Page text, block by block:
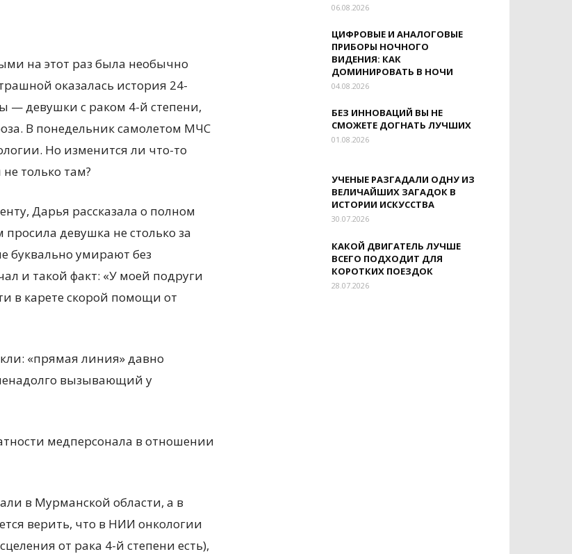
на этот раз была необычно
оказалась история 24-
— девушки с раком 4-й степени,
В понедельник самолетом МЧС
Но изменится ли что-то
только там?
Дарья рассказала о полном
девушка не столько за
буквально умирают без
и такой факт: «У моей подруги
в карете скорой помощи от
«прямая линия» давно
вызывающий у
медперсонала в отношении
в Мурманской области, а в
верить, что в НИИ онкологии
от рака 4-й степени есть),
06.08.2026
ЦИФРОВЫЕ И АНАЛОГОВЫЕ
ПРИБОРЫ НОЧНОГО
ВИДЕНИЯ: КАК
ДОМИНИРОВАТЬ В НОЧИ
04.08.2026
БЕЗ ИННОВАЦИЙ ВЫ НЕ
СМОЖЕТЕ ДОГНАТЬ ЛУЧШИХ
01.08.2026
УЧЕНЫЕ РАЗГАДАЛИ ОДНУ ИЗ
ВЕЛИЧАЙШИХ ЗАГАДОК В
ИСТОРИИ ИСКУССТВА
30.07.2026
КАКОЙ ДВИГАТЕЛЬ ЛУЧШЕ
ВСЕГО ПОДХОДИТ ДЛЯ
КОРОТКИХ ПОЕЗДОК
28.07.2026